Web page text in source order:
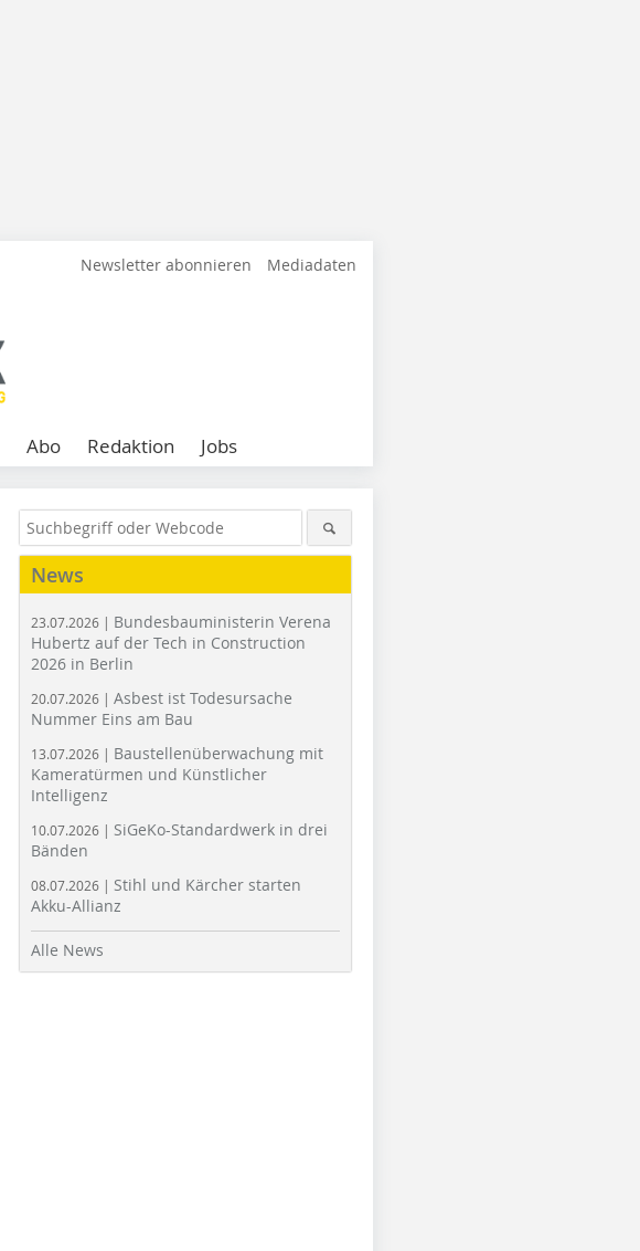
Newsletter abonnieren Mediadaten
Abo Redaktion Jobs
News
23.07.2026 | Bundesbauministerin Verena
Hubertz auf der Tech in Construction
2026 in Berlin
20.07.2026 | Asbest ist Todesursache
Nummer Eins am Bau
13.07.2026 | Baustellenüberwachung mit
Kameratürmen und Künstlicher
Intelligenz
10.07.2026 | SiGeKo-Standardwerk in drei
Bänden
08.07.2026 | Stihl und Kärcher starten
Akku-Allianz
Alle News